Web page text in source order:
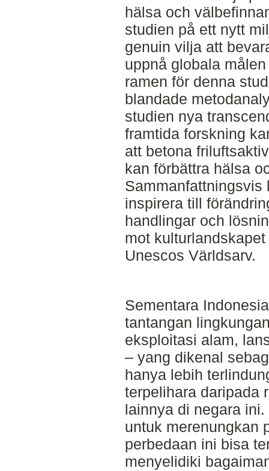
hälsa och
studien på ett nytt
genuin vilja att
uppnå globala
ramen för denna
blandade
studien nya
framtida forskning
att betona
kan förbättra hälsa
Sammanfattningsvis
inspirera till
handlingar och
mot
Unescos Världsarv.
Sementara
tantangan
eksploitasi alam,
– yang dikenal
hanya lebih
terpelihara daripada
lainnya di negara
untuk merenungkan
perbedaan ini bisa
menyelidiki